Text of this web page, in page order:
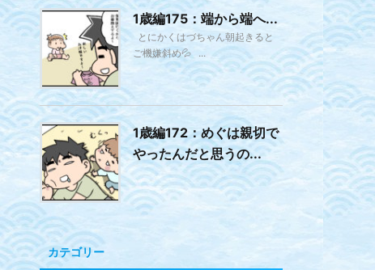
1歳編175：端から端へ...
とにかくはづちゃん朝起きると
ご機嫌斜め💦 ...
1歳編172：めぐは親切で
やったんだと思うの...
カテゴリー